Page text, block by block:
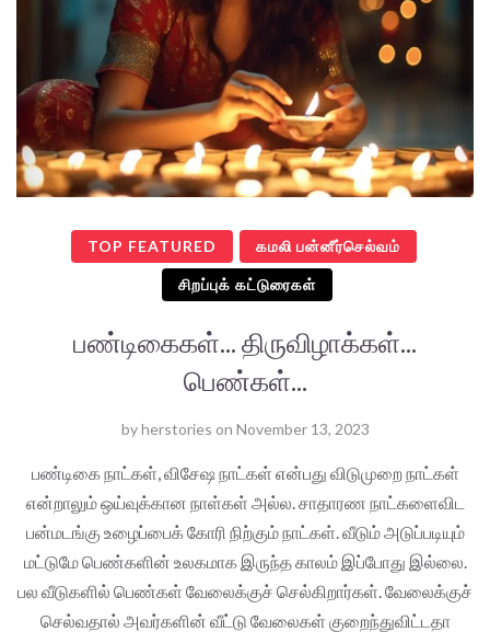
TOP FEATURED கமலி பன்னீர்செல்வம்
சிறப்புக் கட்டுரைகள்
பண்டிகைகள்... திருவிழாக்கள்...
பெண்கள்...
byherstories on November 13, 2023
பண்டிகை நாட்கள், விசேஷ நாட்கள் என்பது விடுமுறை நாட்கள்
என்றாலும் ஒய்வுக்கான நாள்கள் அல்ல. சாதாரண நாட்களைவிட
பன்மடங்கு உழைப்பைக் கோரி நிற்கும் நாட்கள். வீடும் அடுப்படியும்
மட்டுமே பெண்களின் உலகமாக இருந்த காலம் இப்போது இல்லை.
பல வீடுகளில் பெண்கள் வேலைக்குச் செல்கிறார்கள். வேலைக்குச்
செல்வதால் அவர்களின் வீட்டு வேலைகள் குறைந்துவிட்டதா